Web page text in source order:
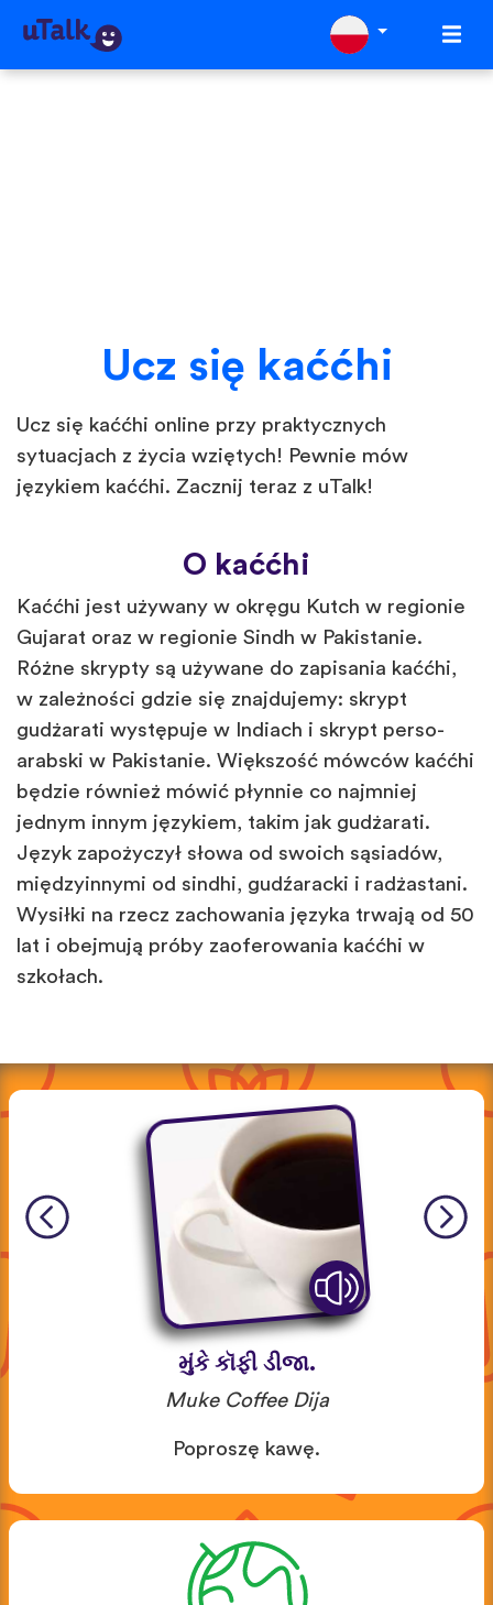
Ucz się kaććhi
Ucz się kaććhi online przy praktycznych
sytuacjach z życia wziętych! Pewnie mów
językiem kaććhi. Zacznij teraz z uTalk!
O kaććhi
Kaććhi jest używany w okręgu Kutch w regionie
Gujarat oraz w regionie Sindh w Pakistanie.
Różne skrypty są używane do zapisania kaććhi,
w zależności gdzie się znajdujemy: skrypt
gudżarati występuje w Indiach i skrypt perso-
arabski w Pakistanie. Większość mówców kaććhi
będzie również mówić płynnie co najmniej
jednym innym językiem, takim jak gudżarati.
Język zapożyczył słowa od swoich sąsiadów,
międzyinnymi od sindhi, gudźaracki i radżastani.
Wysiłki na rzecz zachowania języka trwają od 50
lat i obejmują próby zaoferowania kaććhi w
szkołach.
મુંકે કૉફી ડીજા.
Muke Coffee Dija
Poproszę kawę.